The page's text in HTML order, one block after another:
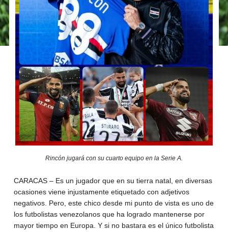
Rincón jugará con su cuarto equipo en la Serie A.
CARACAS – Es un jugador que en su tierra natal, en diversas
ocasiones viene injustamente etiquetado con adjetivos
negativos. Pero, este chico desde mi punto de vista es uno de
los futbolistas venezolanos que ha logrado mantenerse por
mayor tiempo en Europa. Y si no bastara es el único futbolista